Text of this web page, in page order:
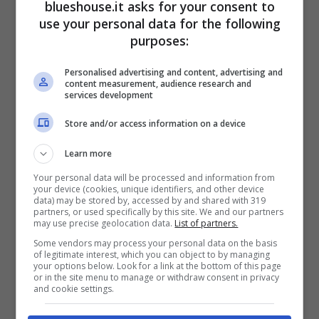
Ilary Blasi (Blueshouse.it)
Come fa la bellissima Ilary Blasi ad essere
così?Assolutamente magnifica, sontuosa,
apparentemente senza difetti. Va detto che
zigomi, naso. Ma in quanto a peso forma, a
sinuosità delle forme (anche se pure qui il
blueshouse.it asks for your consent to
use your personal data for the following
purposes:
Personalised advertising and content, advertising and
content measurement, audience research and
services development
Store and/or access information on a device
Learn more
Your personal data will be processed and information from
your device (cookies, unique identifiers, and other device
data) may be stored by, accessed by and shared with 319
partners, or used specifically by this site. We and our partners
may use precise geolocation data. List of partners.
Some vendors may process your personal data on the basis
of legitimate interest, which you can object to by managing
your options below. Look for a link at the bottom of this page
or in the site menu to manage or withdraw consent in privacy
and cookie settings.